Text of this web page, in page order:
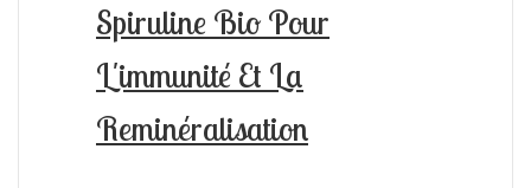
Spiruline Bio Pour
L'immunité Et La
Reminéralisation